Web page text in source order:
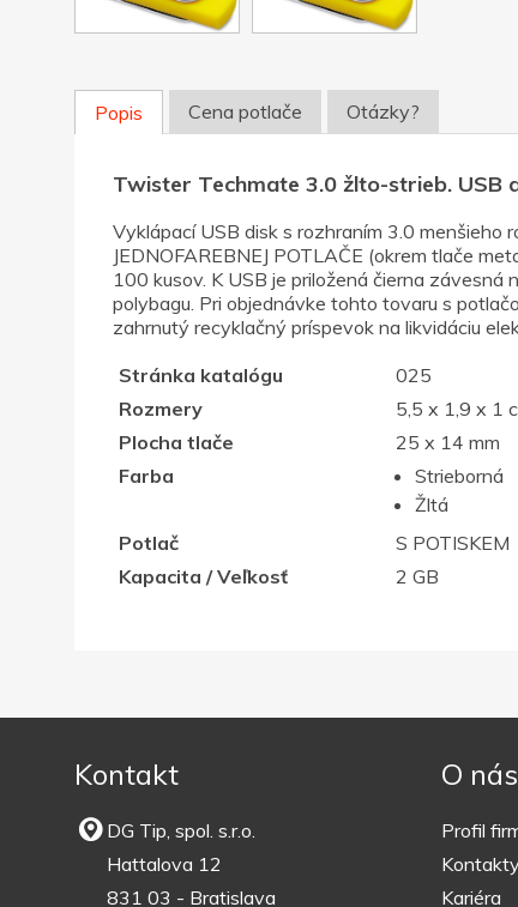
Popis Cena potlače Otázky?
Twister Techmate 3.0 žlto-strieb. USB
Vyklápací USB disk s rozhraním 3.0 menšieho
JEDNOFAREBNEJ POTLAČE (okrem tlače
100 kusov. K USB je priložená čierna
polybagu. Pri objednávke tohto tovaru s
zahrnutý recyklačný príspevok na likvidáciu
Stránka katalógu
025
Rozmery
5,5 x 1,9 x 1
Plocha tlače
25 x 14 mm
Farba
Strieborná
Žltá
Potlač
S POTISKEM
Kapacita / Veľkosť
2 GB
Kontakt
DG Tip, spol. s.r.o.
Hattalova 12
831 03 - Bratislava
O nás
Profil
Kontakty
Kariéra